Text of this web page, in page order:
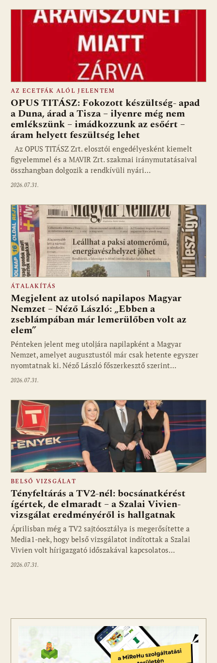
AZ ECETFÁK ALÓL JELENTEM
OPUS TITÁSZ: Fokozott készültség- apad
a Duna, árad a Tisza – ilyenre még nem
emlékszünk – imádkozzunk az esőért –
áram helyett feszültség lehet
Az OPUS TITÁSZ Zrt. elosztói engedélyesként kiemelt
figyelemmel és a MAVIR Zrt. szakmai iránymutatásaival
összhangban dolgozik a rendkívüli nyári…
2026.07.31.
ÁTALAKÍTÁS
Megjelent az utolsó napilapos Magyar
Nemzet – Néző László: „Ebben a
zseblámpában már lemerülőben volt az
elem”
Pénteken jelent meg utoljára napilapként a Magyar
Nemzet, amelyet augusztustól már csak hetente egyszer
nyomtatnak ki. Néző László főszerkesztő szerint…
2026.07.31.
BELSŐ VIZSGÁLAT
Tényfeltárás a TV2-nél: bocsánatkérést
ígértek, de elmaradt – a Szalai Vivien-
vizsgálat eredményéről is hallgatnak
Áprilisban még a TV2 sajtóosztálya is megerősítette a
Media1-nek, hogy belső vizsgálatot indítottak a Szalai
Vivien volt hírigazgató időszakával kapcsolatos…
2026.07.31.